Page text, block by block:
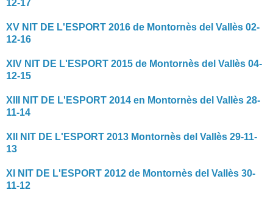
12-17
XV NIT DE L'ESPORT 2016 de Montornès del Vallès 02-
12-16
XIV NIT DE L'ESPORT 2015 de Montornès del Vallès 04-
12-15
XIII NIT DE L'ESPORT 2014 en Montornès del Vallès 28-
11-14
XII NIT DE L'ESPORT 2013 Montornès del Vallès 29-11-
13
XI NIT DE L'ESPORT 2012 de Montornès del Vallès 30-
11-12